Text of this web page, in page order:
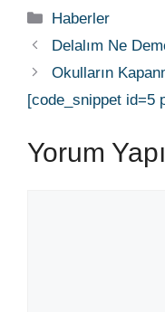
Kategoriler
Haberler
Delalım Ne
Okulların
[code_snippet id=5
Yorum